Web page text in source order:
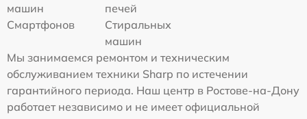
машин
печей
Смартфонов
Стиральных
машин
Мы занимаемся ремонтом и техническим
обслуживанием техники Sharp по истечении
гарантийного периода. Наш центр в Ростове-на-Дону
работает независимо и не имеет официальной